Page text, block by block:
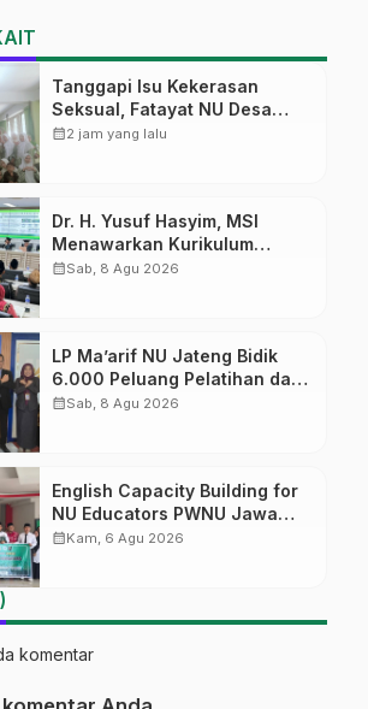
Tanggapi Isu Kekerasan
Seksual, Fatayat NU Desa
Gembong Datangkan Aktifis
calendar_month2 jam yang lalu
Dr. H. Yusuf Hasyim, MSI
Menawarkan Kurikulum
Diversifikasi, Harapan Baru
calendar_monthSab, 8 Agu 2026
LP Ma’arif NU Jateng Bidik
6.000 Peluang Pelatihan dan
Sertifikasi bagi Lulusan SMK
calendar_monthSab, 8 Agu 2026
English Capacity Building for
NU Educators PWNU Jawa
Tengah Batch#4; Membuka
calendar_monthKam, 6 Agu 2026
komentar